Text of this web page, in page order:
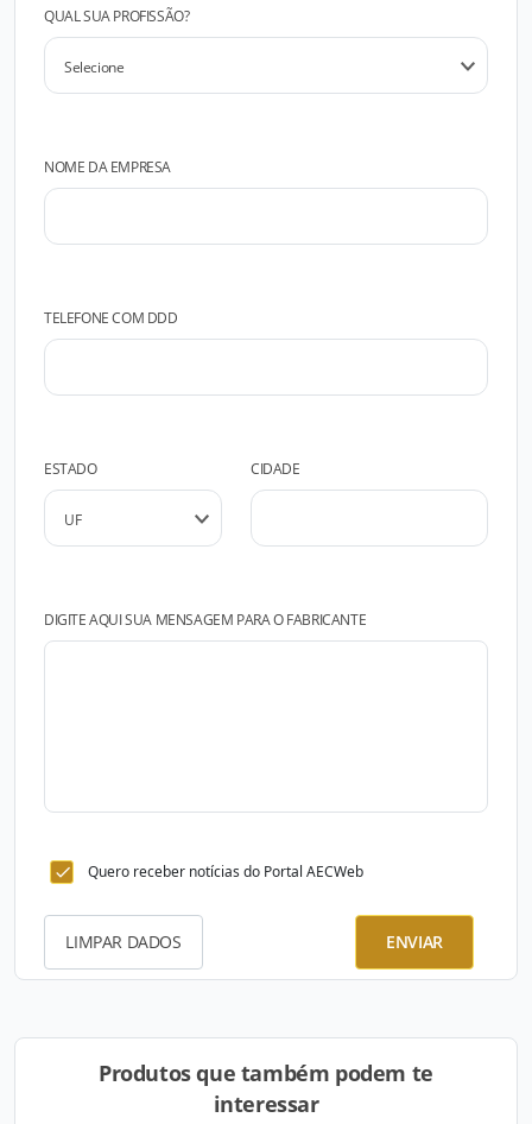
QUAL SUA PROFISSÃO?
NOME DA EMPRESA
TELEFONE COM DDD
ESTADO CIDADE
DIGITE AQUI SUA MENSAGEM PARA O FABRICANTE
Quero receber notícias do Portal AECWeb
LIMPAR DADOS ENVIAR
Produtos que também podem te
interessar